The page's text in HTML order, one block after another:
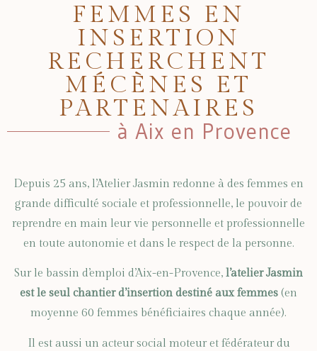
FEMMES EN
INSERTION
RECHERCHENT
MÉCÈNES ET
PARTENAIRES
à Aix en Provence
Depuis 25 ans, l’Atelier Jasmin redonne à des femmes en
grande difficulté sociale et professionnelle, le pouvoir de
reprendre en main leur vie personnelle et professionnelle
en toute autonomie et dans le respect de la personne.
Sur le bassin d’emploi d’Aix-en-Provence, l’atelier Jasmin
est le seul chantier d’insertion destiné aux femmes (en
moyenne 60 femmes bénéficiaires chaque année).
Il est aussi un acteur social moteur et fédérateur du